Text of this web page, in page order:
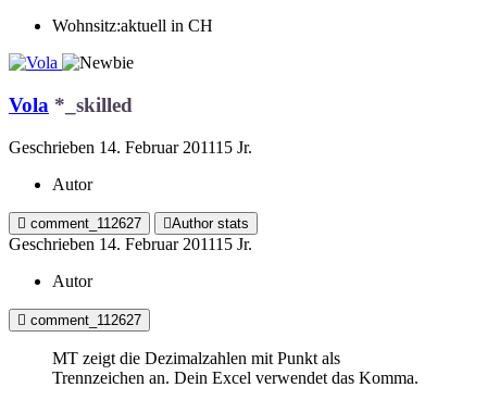
Wohnsitz:aktuell in CH
Vola *_skilled
Geschrieben 14. Februar 201115 Jr.
Autor
comment_112627 Author stats
Geschrieben 14. Februar 201115 Jr.
Autor
comment_112627
MT zeigt die Dezimalzahlen mit Punkt als
Trennzeichen an. Dein Excel verwendet das Komma.